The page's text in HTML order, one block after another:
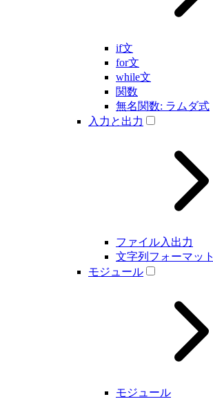
if文
for文
while文
関数
無名関数: ラムダ式
入力と出力
ファイル入出力
文字列フォーマット
モジュール
モジュール